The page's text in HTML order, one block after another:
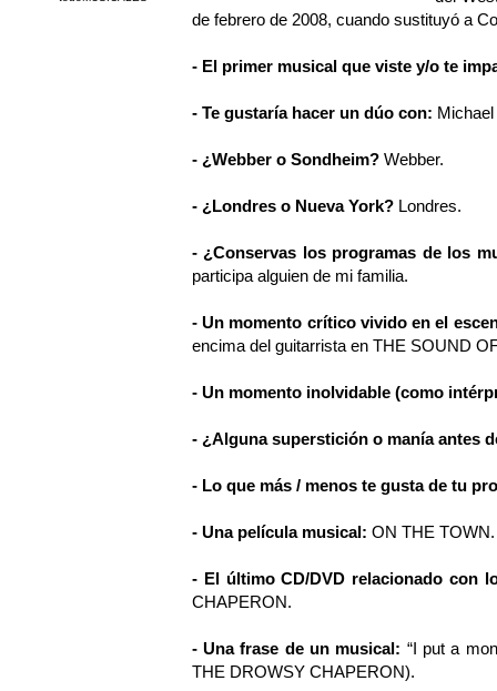
de febrero de 2008, cuando sustituyó a
- El primer musical que viste y/o te
- Te gustaría hacer un dúo con:
- ¿Webber o Sondheim? Webber.
- ¿Londres o Nueva York? Londres.
- ¿Conservas los programas de los
participa alguien de mi familia.
- Un momento crítico vivido en el
encima del guitarrista en THE SOUND
- Un momento inolvidable (como
- ¿Alguna superstición o manía antes
- Lo que más / menos te gusta de tu
- Una película musical: ON THE TOWN.
- El último CD/DVD relacionado con
CHAPERON.
- Una frase de un musical: “I put a
THE DROWSY CHAPERON).